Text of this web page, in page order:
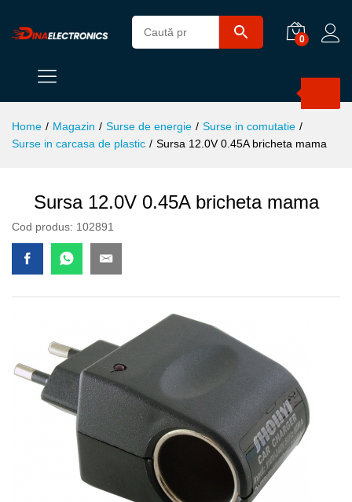
0
Home / Magazin / Surse de energie / Surse in comutatie /
Surse in carcasa de plastic / Sursa 12.0V 0.45A bricheta mama
Sursa 12.0V 0.45A bricheta mama
Cod produs: 102891